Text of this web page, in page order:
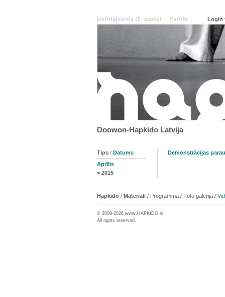
Doowon-Hapkido Latvija
Tips / Datums
Aprīlis
Demonstrācijas
< 2015
Hapkido / Materiāli / Programma / Foto galerija /
© 2009-2026 www. HAPKIDO.lv
All rights reserved.